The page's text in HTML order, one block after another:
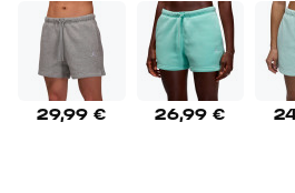
29,99 € 26,99 €